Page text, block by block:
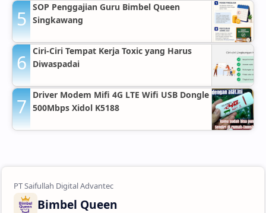
SOP Penggajian Guru Bimbel Queen
Singkawang
Ciri-Ciri Tempat Kerja Toxic yang Harus
Diwaspadai
Driver Modem Mifi 4G LTE Wifi USB Dongle
500Mbps Xidol K5188
Bimbel Queen